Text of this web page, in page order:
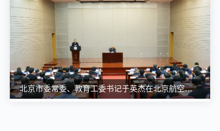
北京市委常委、教育工委书记于英杰在北京航空航天大学宣讲党的二十届四中全会精神